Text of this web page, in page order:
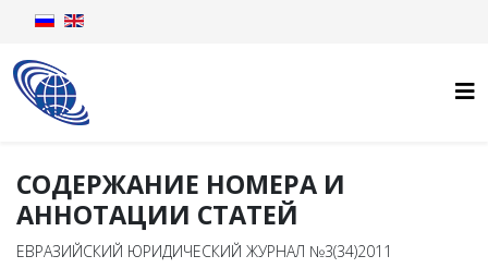
СОДЕРЖАНИЕ НОМЕРА И
АННОТАЦИИ СТАТЕЙ
ЕВРАЗИЙСКИЙ ЮРИДИЧЕСКИЙ ЖУРНАЛ №3(34)2011